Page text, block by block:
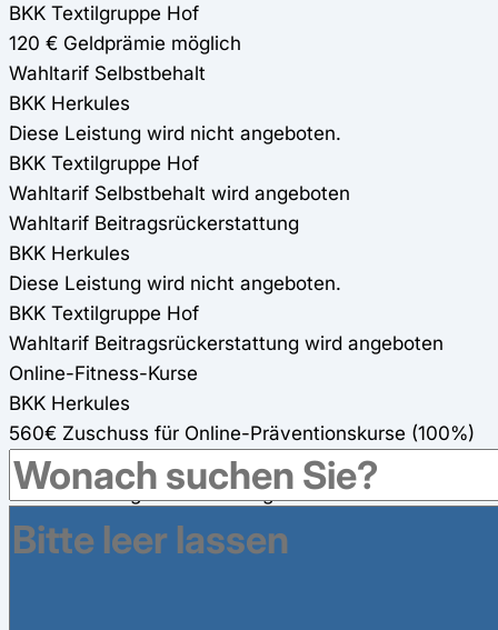
BKK Textilgruppe Hof
120 € Geldprämie möglich
Wahltarif Selbstbehalt
BKK Herkules
Diese Leistung wird nicht angeboten.
BKK Textilgruppe Hof
Wahltarif Selbstbehalt wird angeboten
Wahltarif Beitragsrückerstattung
BKK Herkules
Diese Leistung wird nicht angeboten.
BKK Textilgruppe Hof
Wahltarif Beitragsrückerstattung wird angeboten
Online-Fitness-Kurse
BKK Herkules
560€ Zuschuss für Online-Präventionskurse (100%)
BKK Textilgruppe Hof
Diese Leistung wird nicht angeboten.
Gesundheitsreisen
BKK Herkules